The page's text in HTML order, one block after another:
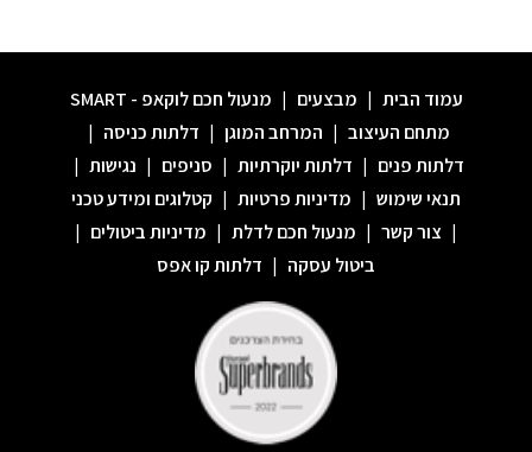
עמוד הבית | מבצעים | מנעול חכם לוקאפ - SMART
מתחם העיצוב | המרחב המוגן | דלתות כניסה |
דלתות פנים | דלתות יוקרתיות | סניפים | נגישות |
תנאי שימוש | מדיניות פרטיות | קטלוגים ומידע טכני
| צור קשר | מנעול חכם לדלת | מדיניות ביטולים |
ביטול עסקה | דלתות קו אפס